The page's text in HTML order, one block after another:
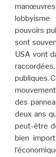
lobbyisme
pouvoirs
sont
USA vont
publiques.
des
deux ans
peut-être
bien